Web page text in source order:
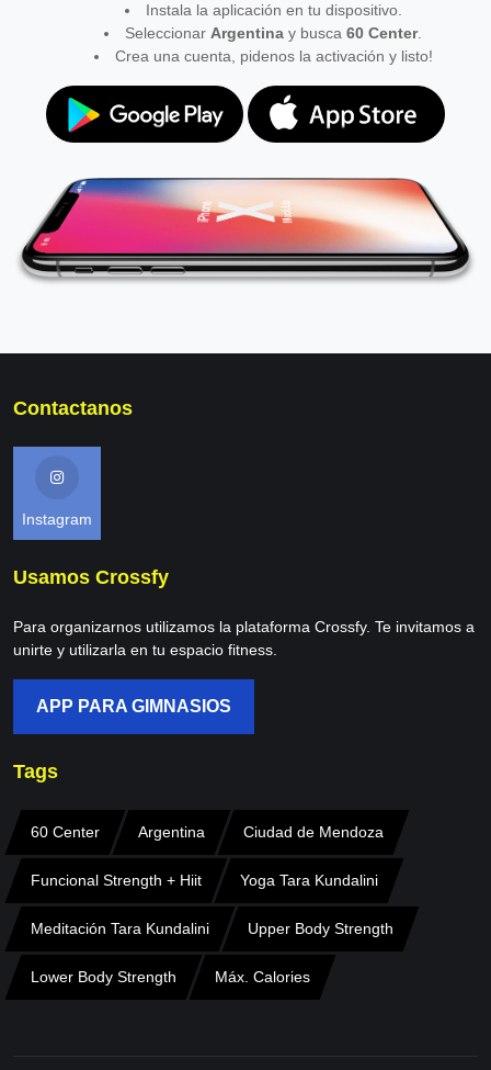
Instala la aplicación en tu dispositivo.
Seleccionar Argentina y busca 60 Center.
Crea una cuenta, pidenos la activación y listo!
Contactanos
Instagram
Usamos Crossfy
Para organizarnos utilizamos la plataforma Crossfy. Te invitamos a
unirte y utilizarla en tu espacio fitness.
APP PARA GIMNASIOS
Tags
60 Center Argentina Ciudad de Mendoza
Funcional Strength + Hiit Yoga Tara Kundalini
Meditación Tara Kundalini Upper Body Strength
Lower Body Strength Máx. Calories